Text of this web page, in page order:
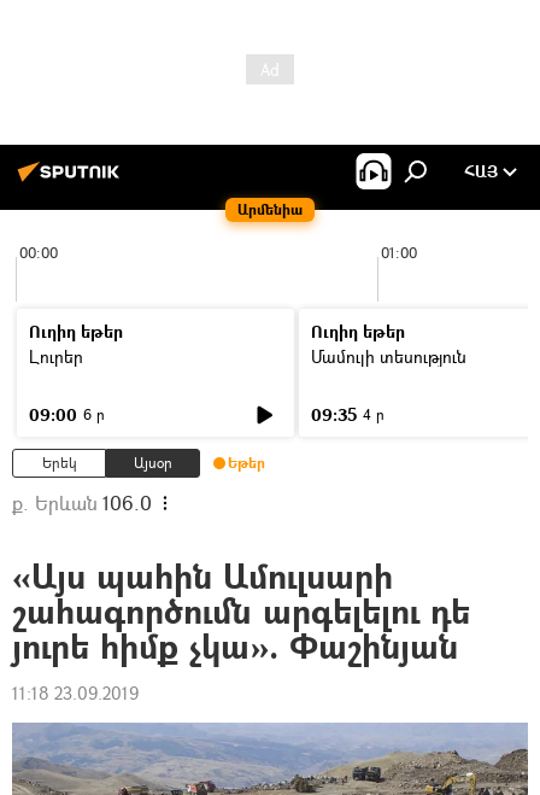
Արմենիա
ՀԱՅ
00:00 01:00
Ուղիղ եթեր
Լուրեր
09:00 6 ր
Ուղիղ եթեր
Մամուլի տեսություն
09:35 4 ր
Երեկ Այսօր Եթեր
ք. Երևան 106.0
«Այս պահին Ամուլսարի
շահագործումն արգելելու դե
յուրե հիմք չկա». Փաշինյան
11:18 23.09.2019